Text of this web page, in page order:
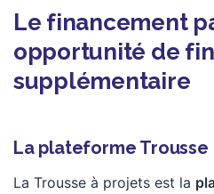
Le financement
opportunité de
supplémentaire
La plateforme Trousse
La Trousse à projets est la